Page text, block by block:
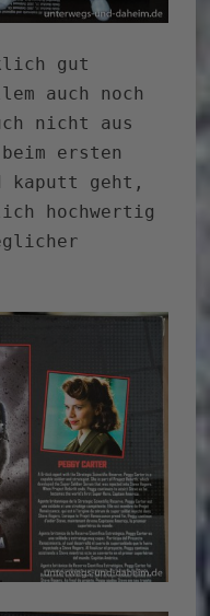
gut
auch noch
nicht aus
ersten
kaputt geht,
hochwertig